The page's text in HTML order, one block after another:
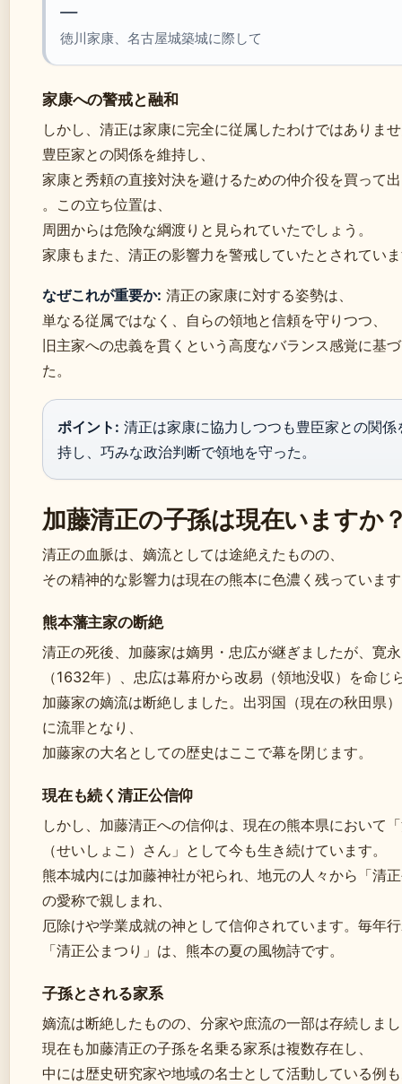
—
徳川家康、名古屋城築城に際して
家康への警戒と融和
しかし、清正は家康に完全に従属したわけではありま
豊臣家との関係を維持し、
家康と秀頼の直接対決を避けるための仲介役を買って
。この立ち位置は、
周囲からは危険な綱渡りと見られていたでしょう。
家康もまた、清正の影響力を警戒していたとされてい
なぜこれが重要か: 清正の家康に対する姿勢は、
単なる従属ではなく、自らの領地と信頼を守りつつ、
旧主家への忠義を貫くという高度なバランス感覚に基
た。
ポイント: 清正は家康に協力しつつも豊臣家との関係
持し、巧みな政治判断で領地を守った。
加藤清正の子孫は現在いますか
清正の血脈は、嫡流としては途絶えたものの、
その精神的な影響力は現在の熊本に色濃く残っていま
熊本藩主家の断絶
清正の死後、加藤家は嫡男・忠広が継ぎましたが、寛
（1632年）、忠広は幕府から改易（領地没収）を命じ
加藤家の嫡流は断絶しました。出羽国（現在の秋田県）
に流罪となり、
加藤家の大名としての歴史はここで幕を閉じます。
現在も続く清正公信仰
しかし、加藤清正への信仰は、現在の熊本県において
（せいしょこ）さん」として今も生き続けています。
熊本城内には加藤神社が祀られ、地元の人々から「清
の愛称で親しまれ、
厄除けや学業成就の神として信仰されています。毎年
「清正公まつり」は、熊本の夏の風物詩です。
子孫とされる家系
嫡流は断絶したものの、分家や庶流の一部は存続しま
現在も加藤清正の子孫を名乗る家系は複数存在し、
中には歴史研究家や地域の名士として活動している例